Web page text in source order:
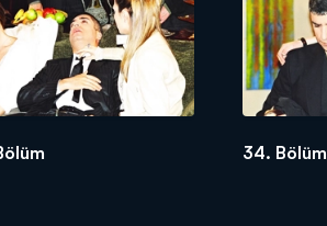
34. Bölüm